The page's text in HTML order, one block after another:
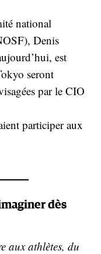
national
Denis
est
seront
par le CIO
participer aux
dès
aux athlètes, du